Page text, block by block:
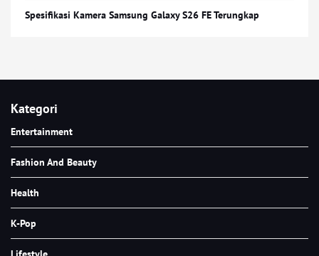
Spesifikasi Kamera Samsung Galaxy S26 FE Terungkap
Kategori
Entertainment
Fashion And Beauty
Health
K-Pop